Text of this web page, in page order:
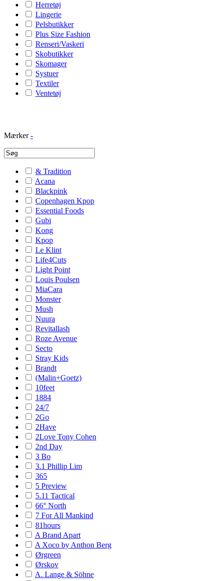
Herretøj
Lingerie
Pelsbutikker
Plus Size Fashion
Renseri/Vaskeri
Skobutikker
Skomager
Systuer
Textiler
Ventetøj
Mærker -
& Tradition
Acana
Blackpink
Copenhagen Kpop
Essential Foods
Gubi
Kong
Kpop
Le Klint
Life4Cuts
Light Point
Louis Poulsen
MiaCara
Monster
Mush
Nuura
Revitallash
Roze Avenue
Secto
Stray Kids
Brandt
(Malin+Goetz)
10feet
1884
24/7
2Go
2Have
2Love Tony Cohen
2nd Day
3 Bo
3.1 Phillip Lim
365
5 Preview
5.11 Tactical
66° North
7 For All Mankind
81hours
A Brand Apart
A Xoco by Anthon Berg
Ørgreen
Ørskov
A. Lange & Söhne